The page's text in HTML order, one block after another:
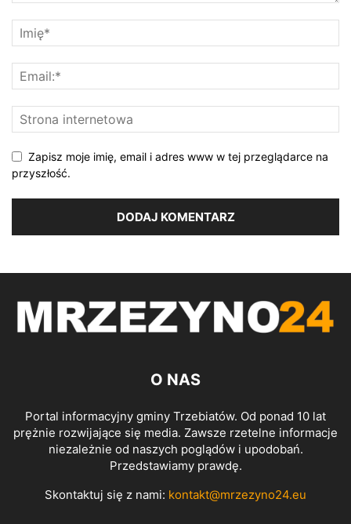
Zapisz moje imię, email i adres www w tej przeglądarce na
przyszłość.
O NAS
Portal informacyjny gminy Trzebiatów. Od ponad 10 lat
prężnie rozwijające się media. Zawsze rzetelne informacje
niezależnie od naszych poglądów i upodobań.
Przedstawiamy prawdę.
Skontaktuj się z nami: kontakt@mrzezyno24.eu